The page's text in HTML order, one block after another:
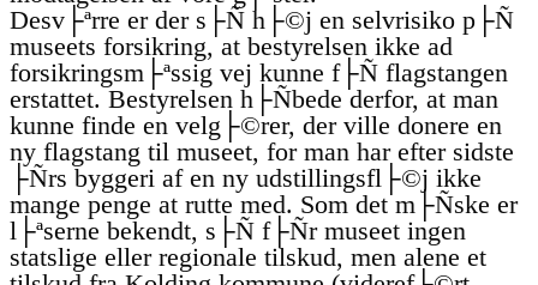
Desv├ªrre er der s├Ñ h├©j en selvrisiko p├Ñ
museets forsikring, at bestyrelsen ikke ad
forsikringsm├ªssig vej kunne f├Ñ flagstangen
erstattet. Bestyrelsen h├Ñbede derfor, at man
kunne finde en velg├©rer, der ville donere en
ny flagstang til museet, for man har efter sidste
├Ñrs byggeri af en ny udstillingsfl├©j ikke
mange penge at rutte med. Som det m├Ñske er
l├ªserne bekendt, s├Ñ f├Ñr museet ingen
statslige eller regionale tilskud, men alene et